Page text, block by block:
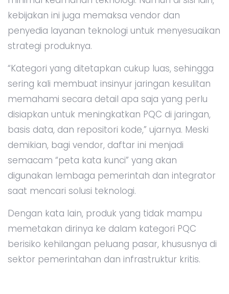
kebijakan ini juga memaksa vendor dan
penyedia layanan teknologi untuk menyesuaikan
strategi produknya.
“Kategori yang ditetapkan cukup luas, sehingga
sering kali membuat insinyur jaringan kesulitan
memahami secara detail apa saja yang perlu
disiapkan untuk meningkatkan PQC di jaringan,
basis data, dan repositori kode,” ujarnya. Meski
demikian, bagi vendor, daftar ini menjadi
semacam “peta kata kunci” yang akan
digunakan lembaga pemerintah dan integrator
saat mencari solusi teknologi.
Dengan kata lain, produk yang tidak mampu
memetakan dirinya ke dalam kategori PQC
berisiko kehilangan peluang pasar, khususnya di
sektor pemerintahan dan infrastruktur kritis.